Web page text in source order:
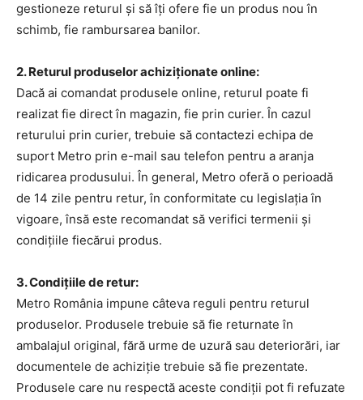
gestioneze returul și să îți ofere fie un produs nou în
schimb, fie rambursarea banilor.
2. Returul produselor achiziționate online:
Dacă ai comandat produsele online, returul poate fi
realizat fie direct în magazin, fie prin curier. În cazul
returului prin curier, trebuie să contactezi echipa de
suport Metro prin e-mail sau telefon pentru a aranja
ridicarea produsului. În general, Metro oferă o perioadă
de 14 zile pentru retur, în conformitate cu legislația în
vigoare, însă este recomandat să verifici termenii și
condițiile fiecărui produs.
3. Condițiile de retur:
Metro România impune câteva reguli pentru returul
produselor. Produsele trebuie să fie returnate în
ambalajul original, fără urme de uzură sau deteriorări, iar
documentele de achiziție trebuie să fie prezentate.
Produsele care nu respectă aceste condiții pot fi refuzate